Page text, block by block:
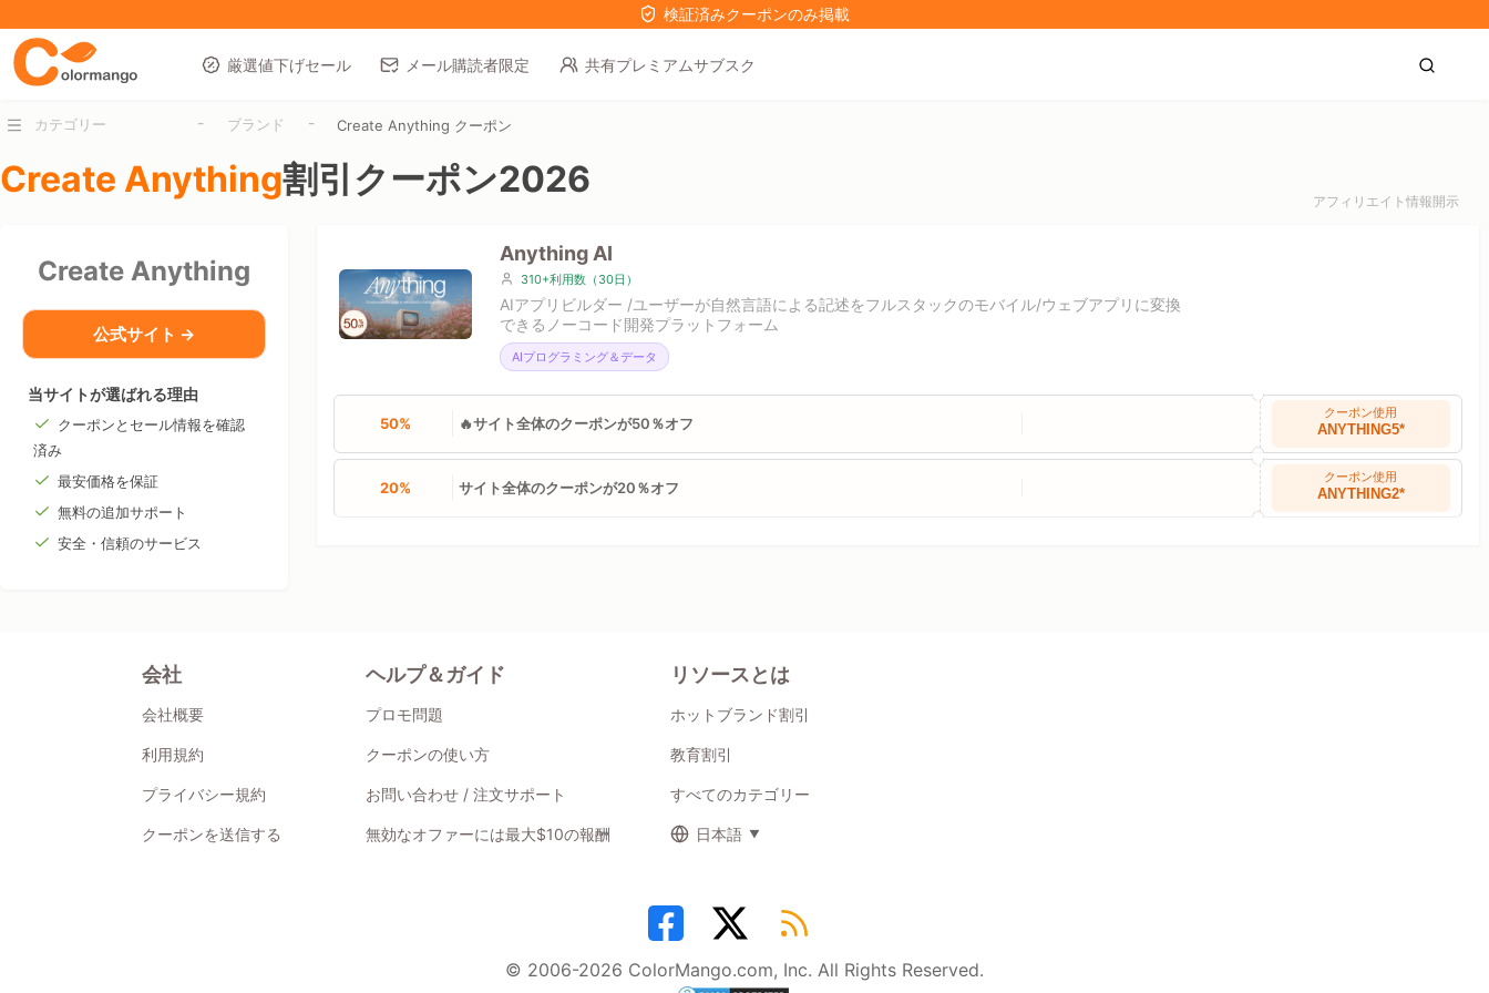
検証済みクーポンのみ掲載
厳選値下げセール メール購読者限定 共有プレミアムサブスク
カテゴリー - ブランド - Create Anything クーポン
Create Anything割引クーポン2026
アフィリエイト情報開示
Create Anything
公式サイト →
当サイトが選ばれる理由
クーポンとセール情報を確認
済み
最安価格を保証
無料の追加サポート
安全・信頼のサービス
Anything AI
310+利用数（30日）
AIアプリビルダー /ユーザーが自然言語による記述をフルスタックのモバイル/ウェブアプリに変換
できるノーコード開発プラットフォーム
AIプログラミング＆データ
50% 🔥サイト全体のクーポンが50％オフ
クーポン使用
ANYTHING5*
20% サイト全体のクーポンが20％オフ
クーポン使用
ANYTHING2*
会社
会社概要
利用規約
プライバシー規約
クーポンを送信する
ヘルプ＆ガイド
プロモ問題
クーポンの使い方
お問い合わせ / 注文サポート
無効なオファーには最大$10の報酬
リソースとは
ホットブランド割引
教育割引
すべてのカテゴリー
日本語
© 2006-2026 ColorMango.com, Inc. All Rights Reserved.